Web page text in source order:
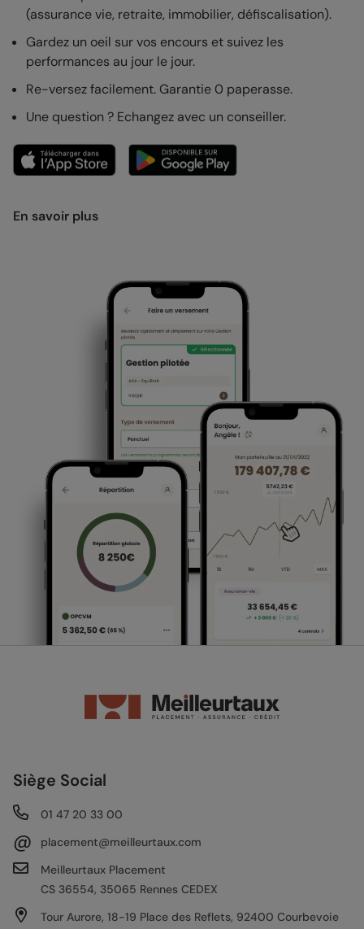
(assurance vie, retraite, immobilier, défiscalisation).
Gardez un oeil sur vos encours et suivez les
performances au jour le jour.
Re-versez facilement. Garantie 0 paperasse.
Une question ? Echangez avec un conseiller.
En savoir plus
Siège Social
01 47 20 33 00
@
placement@meilleurtaux.com
Meilleurtaux Placement
CS 36554, 35065 Rennes CEDEX
Tour Aurore, 18-19 Place des Reflets, 92400 Courbevoie